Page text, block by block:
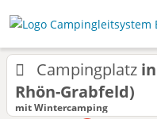
Campingplatz
Rhön-Grabfeld)
mit Wintercamping